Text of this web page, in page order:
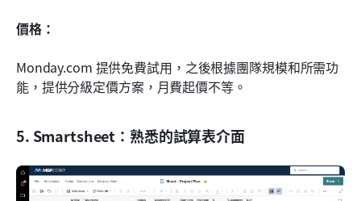
價格：
Monday.com 提供免費試用，之後根據團隊規模和所需功
能，提供分級定價方案，月費起價不等。
5. Smartsheet：熟悉的試算表介面